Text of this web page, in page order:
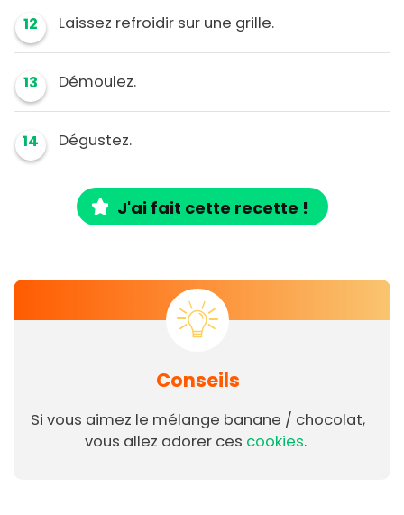
12 Laissez refroidir sur une grille.
13 Démoulez.
14 Dégustez.
J'ai fait cette recette !
Conseils
Si vous aimez le mélange banane / chocolat,
vous allez adorer ces cookies.